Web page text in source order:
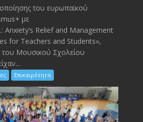
του ευρωπαϊκού
με
Anxiety’s Relief and Management
for Teachers and Students»,
του Μουσικού Σχολείου
Επικαιρότητα